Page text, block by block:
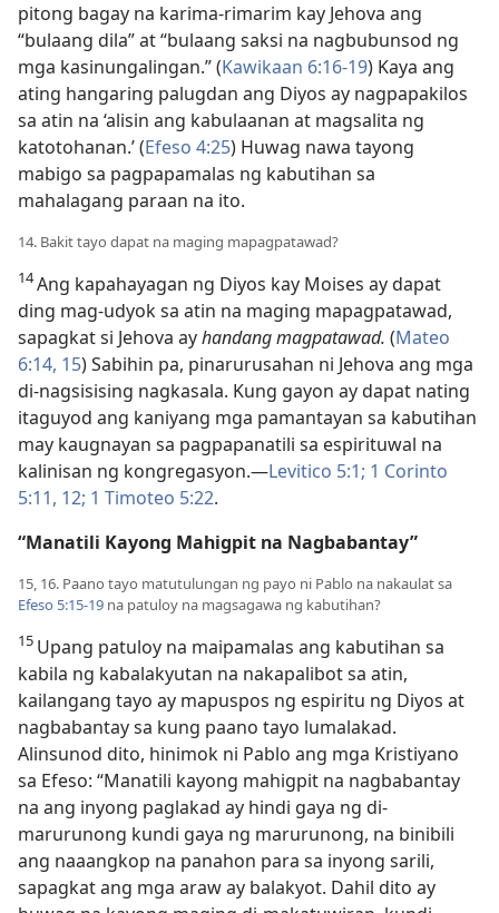
pitong bagay na karima-rimarim kay Jehova ang
“bulaang dila” at “bulaang saksi na nagbubunsod ng
mga kasinungalingan.” (Kawikaan 6:16-19) Kaya ang
ating hangaring palugdan ang Diyos ay nagpapakilos
sa atin na ‘alisin ang kabulaanan at magsalita ng
katotohanan.’ (Efeso 4:25) Huwag nawa tayong
mabigo sa pagpapamalas ng kabutihan sa
mahalagang paraan na ito.
14. Bakit tayo dapat na maging mapagpatawad?
14Ang kapahayagan ng Diyos kay Moises ay dapat
ding mag-udyok sa atin na maging mapagpatawad,
sapagkat si Jehova ayhandang magpatawad. (Mateo
6:14, 15) Sabihin pa, pinarurusahan ni Jehova ang mga
di-nagsisising nagkasala. Kung gayon ay dapat nating
itaguyod ang kaniyang mga pamantayan sa kabutihan
may kaugnayan sa pagpapanatili sa espirituwal na
kalinisan ng kongregasyon.​—Levitico 5:1; 1 Corinto
5:11, 12; 1 Timoteo 5:22.
“Manatili Kayong Mahigpit na Nagbabantay”
15, 16. Paano tayo matutulungan ng payo ni Pablo na nakaulat sa
Efeso 5:15-19 na patuloy na magsagawa ng kabutihan?
15 Upang patuloy na maipamalas ang kabutihan sa
kabila ng kabalakyutan na nakapalibot sa atin,
kailangang tayo ay mapuspos ng espiritu ng Diyos at
nagbabantay sa kung paano tayo lumalakad.
Alinsunod dito, hinimok ni Pablo ang mga Kristiyano
sa Efeso: “Manatili kayong mahigpit na nagbabantay
na ang inyong paglakad ay hindi gaya ng di-
marurunong kundi gaya ng marurunong, na binibili
ang naaangkop na panahon para sa inyong sarili,
sapagkat ang mga araw ay balakyot. Dahil dito ay